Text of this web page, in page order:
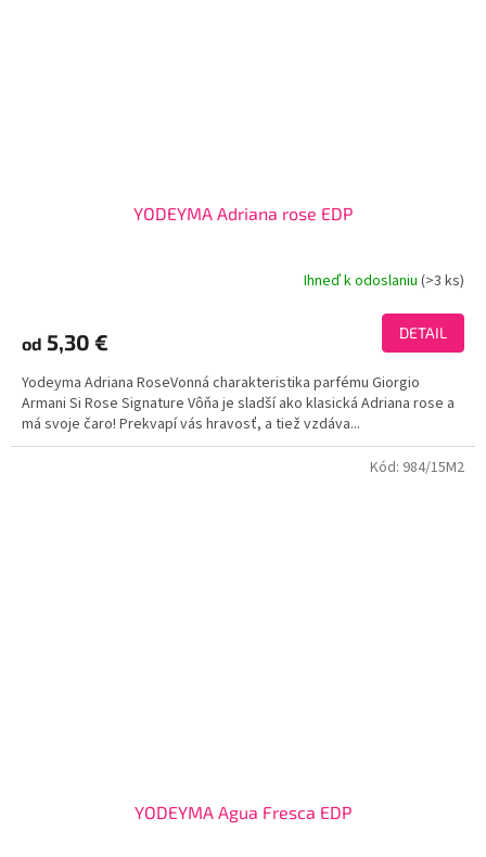
YODEYMA Adriana rose EDP
je
z
5
hviezdičiek.
Ihneď k odoslaniu(>3 ks)
od 5,30 € DETAIL
Yodeyma Adriana RoseVonná charakteristika parfému Giorgio
Armani Si Rose Signature Vôňa je sladší ako klasická Adriana rose a
má svoje čaro! Prekvapí vás hravosť, a tiež vzdáva...
YODEYMA Agua Fresca EDP
Kód: 984/15M2